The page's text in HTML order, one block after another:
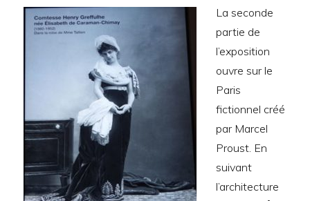
La seconde
partie de
l’exposition
ouvre sur le
Paris
fictionnel créé
par Marcel
Proust. En
suivant
l’architecture